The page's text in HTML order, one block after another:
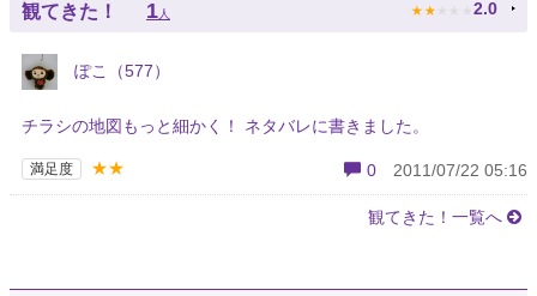
観てきた！ 1 人 ★ ★ ★ ★ ★ 2.0
ぽこ（577）
チラシの地図もっと細かく！ ネタバレに書きました。
満足度 ★★ 0 2011/07/22 05:16
観てきた！一覧へ